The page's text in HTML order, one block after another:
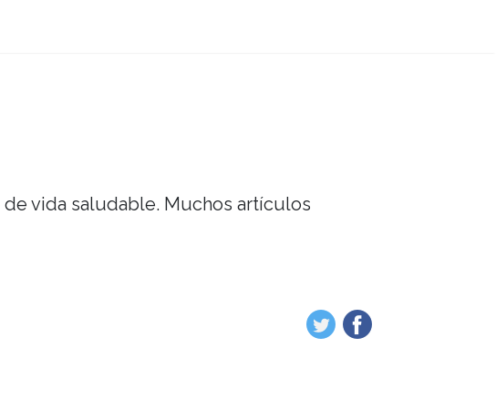
vida saludable. Muchos artículos